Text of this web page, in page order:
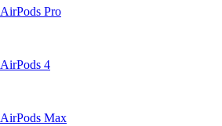
AirPods Pro
AirPods 4
AirPods Max